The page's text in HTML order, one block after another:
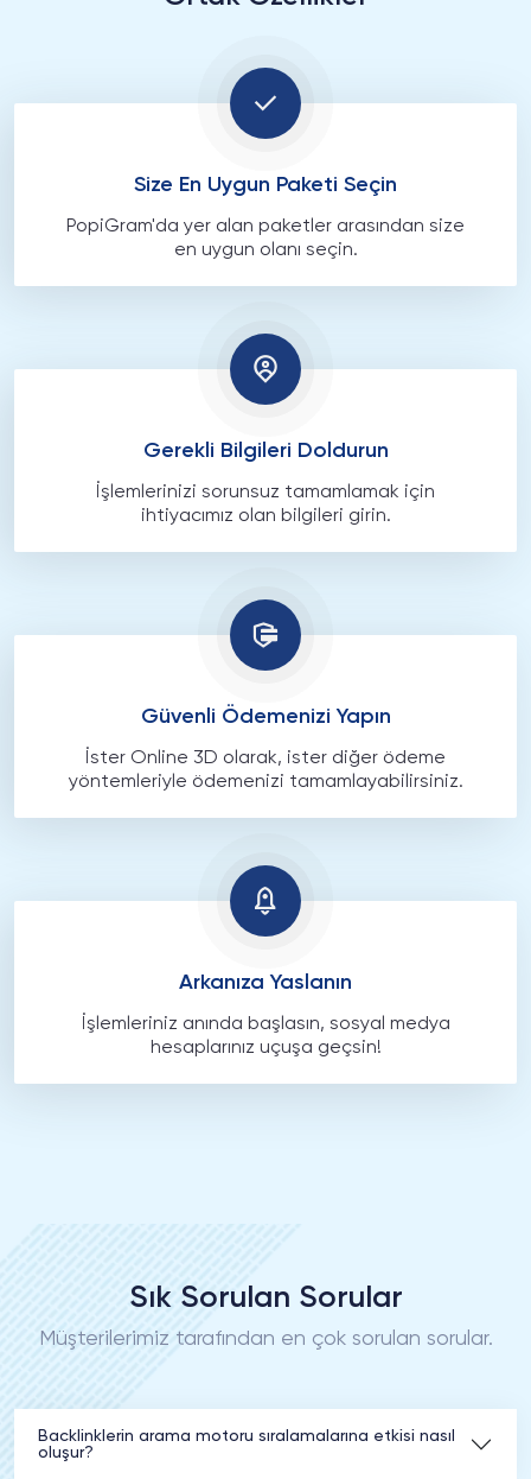
Size En Uygun Paketi Seçin
PopiGram'da yer alan paketler arasından size
en uygun olanı seçin.
Gerekli Bilgileri Doldurun
İşlemlerinizi sorunsuz tamamlamak için
ihtiyacımız olan bilgileri girin.
Güvenli Ödemenizi Yapın
İster Online 3D olarak, ister diğer ödeme
yöntemleriyle ödemenizi tamamlayabilirsiniz.
Arkanıza Yaslanın
İşlemleriniz anında başlasın, sosyal medya
hesaplarınız uçuşa geçsin!
Sık Sorulan Sorular
Müşterilerimiz tarafından en çok sorulan sorular.
Backlinklerin arama motoru sıralamalarına etkisi nasıl
oluşur?